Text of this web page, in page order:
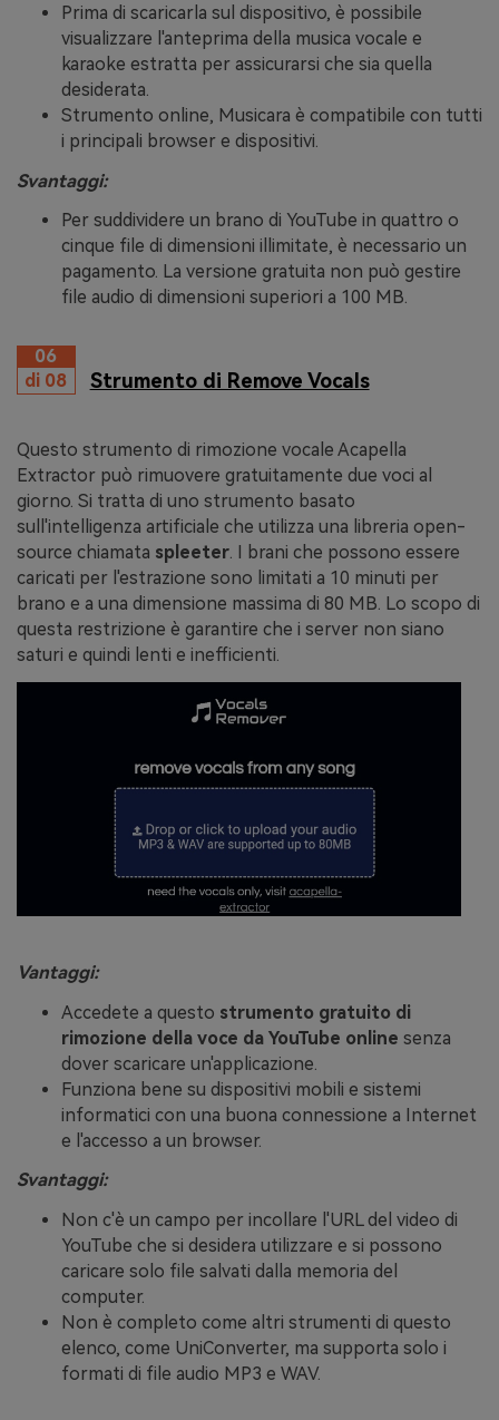
Prima di scaricarla sul dispositivo, è possibile
visualizzare l'anteprima della musica vocale e
karaoke estratta per assicurarsi che sia quella
desiderata.
Strumento online, Musicara è compatibile con tutti
i principali browser e dispositivi.
Svantaggi:
Per suddividere un brano di YouTube in quattro o
cinque file di dimensioni illimitate, è necessario un
pagamento. La versione gratuita non può gestire
file audio di dimensioni superiori a 100 MB.
06
di 08
Strumento di Remove Vocals
Questo strumento di rimozione vocale Acapella
Extractor può rimuovere gratuitamente due voci al
giorno. Si tratta di uno strumento basato
sull'intelligenza artificiale che utilizza una libreria open-
source chiamata spleeter. I brani che possono essere
caricati per l'estrazione sono limitati a 10 minuti per
brano e a una dimensione massima di 80 MB. Lo scopo di
questa restrizione è garantire che i server non siano
saturi e quindi lenti e inefficienti.
Vantaggi:
Accedete a questo strumento gratuito di
rimozione della voce da YouTube online senza
dover scaricare un'applicazione.
Funziona bene su dispositivi mobili e sistemi
informatici con una buona connessione a Internet
e l'accesso a un browser.
Svantaggi:
Non c'è un campo per incollare l'URL del video di
YouTube che si desidera utilizzare e si possono
caricare solo file salvati dalla memoria del
computer.
Non è completo come altri strumenti di questo
elenco, come UniConverter, ma supporta solo i
formati di file audio MP3 e WAV.